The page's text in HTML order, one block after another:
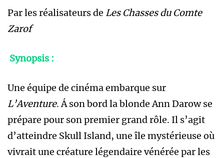
Par les réalisateurs de Les Chasses du Comte
Zarof
Synopsis :
Une équipe de cinéma embarque sur
L’Aventure. Á son bord la blonde Ann Darow se
prépare pour son premier grand rôle. Il s’agit
d’atteindre Skull Island, une île mystérieuse où
vivrait une créature légendaire vénérée par les